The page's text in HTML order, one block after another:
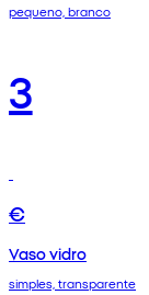
pequeno, branco
3
€
Vaso vidro
simples, transparente